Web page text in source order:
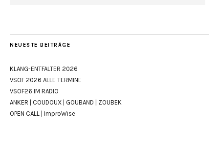
NEUESTE BEITRÄGE
KLANG-ENTFALTER 2026
VSOF 2026 ALLE TERMINE
VSOF26 IM RADIO
ANKER | COUDOUX | GOUBAND | ZOUBEK
OPEN CALL | ImproWise